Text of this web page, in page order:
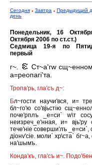
Сегодня Завтра Предыдущий
день
Понедельник, 16
Октября 2006 по ст.ст.)
Седмица 19-я по
первый
г~. Ст~а'гw
а=реопагi'та.
Тропа'рь, гла'съ д~:
Бл~гости научи'вся, и=
бл~го'ю со'вjьстiю
поче'рплъ _е=си` w\т
неизреч_е'нная, и= вjь'ру
тече'нiе соверши'лъ _е=си`,
дiонv'сiе. моли` хр\ста`
на'шымъ.
Конда'къ, гла'съ и~.